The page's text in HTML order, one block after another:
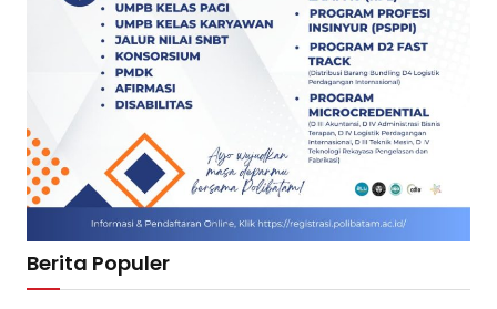
Berita Populer